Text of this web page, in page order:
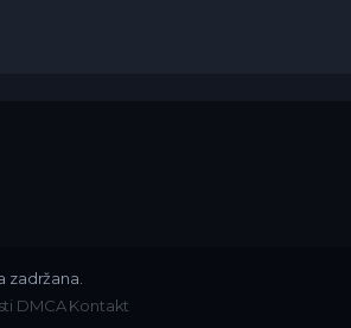
zadržana.
DMCA Kontakt